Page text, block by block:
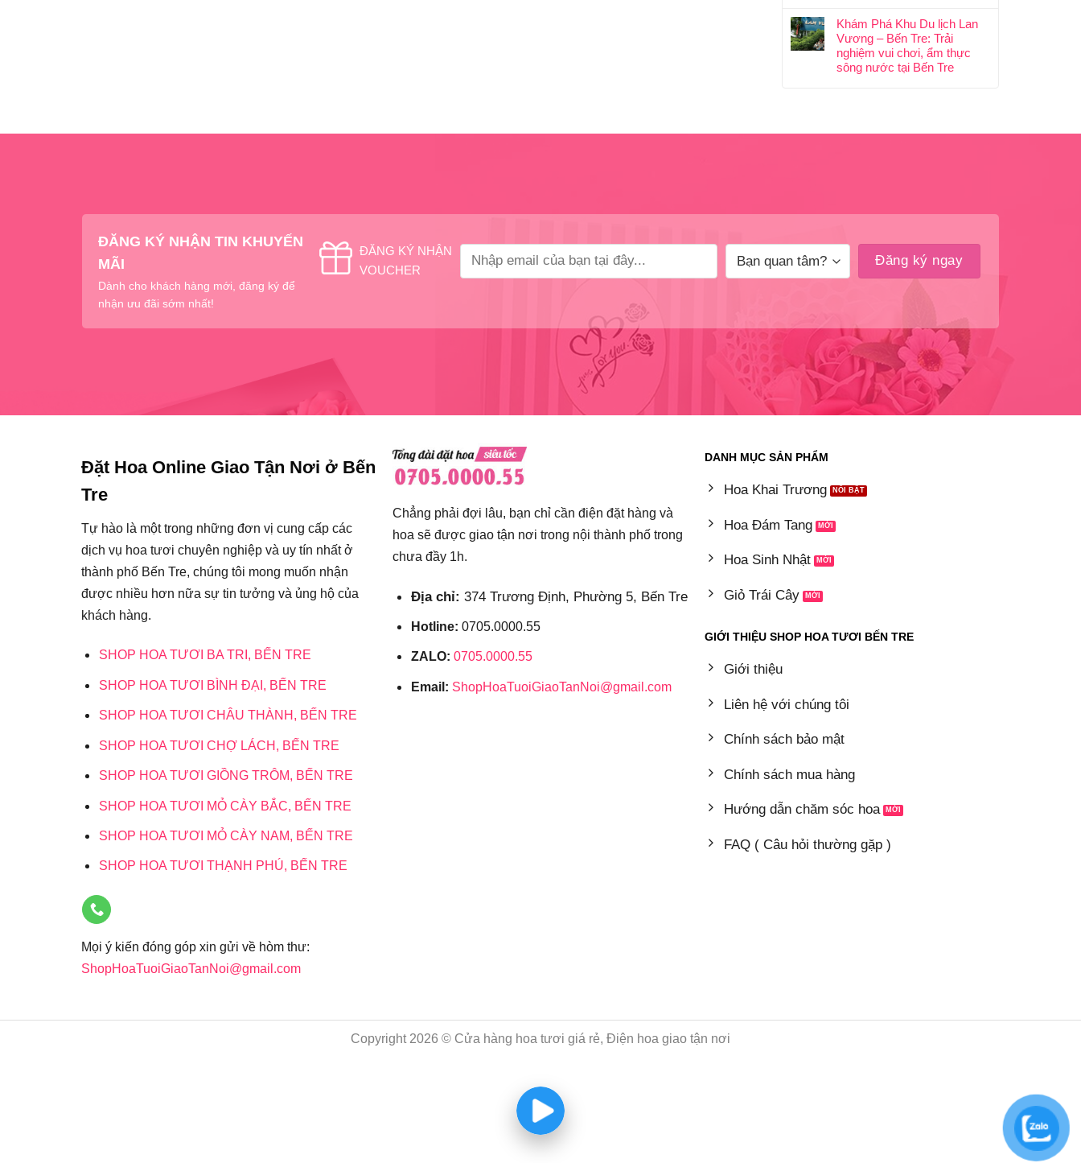
Khám Phá Khu Du lịch Lan
Vương – Bến Tre: Trải
nghiệm vui chơi, ẩm thực
sông nước tại Bến Tre
ĐĂNG KÝ NHẬN TIN KHUYẾN
MÃI
Dành cho khách hàng mới, đăng ký để
nhận ưu đãi sớm nhất!
ĐĂNG KÝ NHẬN
VOUCHER
Đặt Hoa Online Giao Tận Nơi ở Bến
Tre
Tự hào là một trong những đơn vị cung cấp các
dịch vụ hoa tươi chuyên nghiệp và uy tín nhất ở
thành phố Bến Tre, chúng tôi mong muốn nhận
được nhiều hơn nữa sự tin tưởng và ủng hộ của
khách hàng.
SHOP HOA TƯƠI BA TRI, BẾN TRE
SHOP HOA TƯƠI BÌNH ĐẠI, BẾN TRE
SHOP HOA TƯƠI CHÂU THÀNH, BẾN TRE
SHOP HOA TƯƠI CHỢ LÁCH, BẾN TRE
SHOP HOA TƯƠI GIỒNG TRÔM, BẾN TRE
SHOP HOA TƯƠI MỎ CÀY BẮC, BẾN TRE
SHOP HOA TƯƠI MỎ CÀY NAM, BẾN TRE
SHOP HOA TƯƠI THẠNH PHÚ, BẾN TRE
Mọi ý kiến đóng góp xin gửi về hòm thư:
ShopHoaTuoiGiaoTanNoi@gmail.com
Chẳng phải đợi lâu, bạn chỉ cần điện đặt hàng và
hoa sẽ được giao tận nơi trong nội thành phố trong
chưa đầy 1h.
Địa chỉ: 374 Trương Định, Phường 5, Bến Tre
Hotline: 0705.0000.55
ZALO: 0705.0000.55
Email: ShopHoaTuoiGiaoTanNoi@gmail.com
DANH MỤC SẢN PHẨM
Hoa Khai Trương
Hoa Đám Tang
Hoa Sinh Nhật
Giỏ Trái Cây
GIỚI THIỆU SHOP HOA TƯƠI BẾN TRE
Giới thiệu
Liên hệ với chúng tôi
Chính sách bảo mật
Chính sách mua hàng
Hướng dẫn chăm sóc hoa
FAQ ( Câu hỏi thường gặp )
Copyright 2026 © Cửa hàng hoa tươi giá rẻ, Điện hoa giao tận nơi